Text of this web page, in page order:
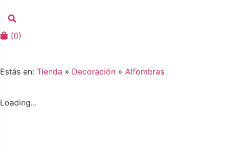
(0)
Estás en: Tienda » Decoración » Alfombras
Loading...